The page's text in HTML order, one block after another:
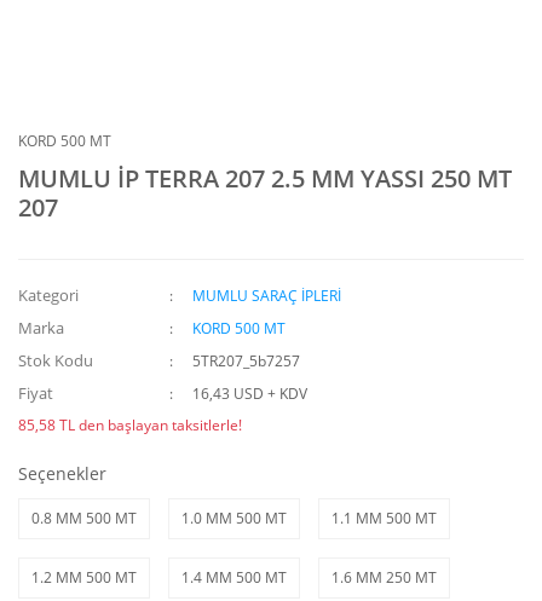
KORD 500 MT
MUMLU İP TERRA 207 2.5 MM YASSI 250 MT
207
Kategori MUMLU SARAÇ İPLERİ
Marka KORD 500 MT
Stok Kodu 5TR207_5b7257
Fiyat
16,43 USD + KDV
85,58 TL den başlayan taksitlerle!
Seçenekler
0.8 MM 500 MT 1.0 MM 500 MT 1.1 MM 500 MT
1.2 MM 500 MT 1.4 MM 500 MT 1.6 MM 250 MT